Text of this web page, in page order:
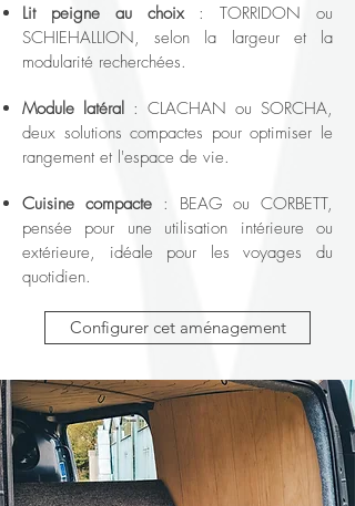
Lit peigne au choix: TORRIDON ou
SCHIEHALLION, selon la largeur et la
modularité recherchées.
Module latéral : CLACHAN ou SORCHA,
deux solutions compactes pour optimiser le
rangement et l'espace de vie.
Cuisine compacte : BEAG ou CORBETT,
pensée pour une utilisation intérieure ou
extérieure, idéale pour les voyages du
quotidien.
Configurer cet aménagement